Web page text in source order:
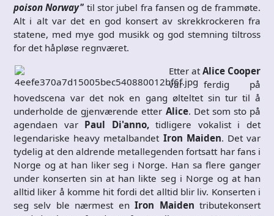
poison Norway" til stor jubel fra fansen og de frammøte.
Alt i alt var det en god konsert av skrekkrockeren fra
statene, med mye god musikk og god stemning tiltross
for det håpløse regnværet.
Etter at Alice Cooper
var ferdig på
hovedscena var det nok en gang ølteltet sin tur til å
underholde de gjenværende etter Alice. Det som sto på
agendaen var Paul Di'anno,tidligere vokalist i det
legendariske heavy metalbandet Iron Maiden. Det var
tydelig at den aldrende metallegenden fortsatt har fans i
Norge og at han liker seg i Norge. Han sa flere ganger
under konserten sin at han likte seg i Norge og at han
alltid liker å komme hit fordi det alltid blir liv. Konserten i
seg selv ble nærmest enIron Maidentributekonsert